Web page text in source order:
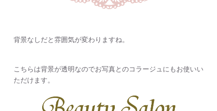
背景なしだと雰囲気が変わりますね。
こちらは背景が透明なのでお写真とのコラージュにもお使いい
ただけます。